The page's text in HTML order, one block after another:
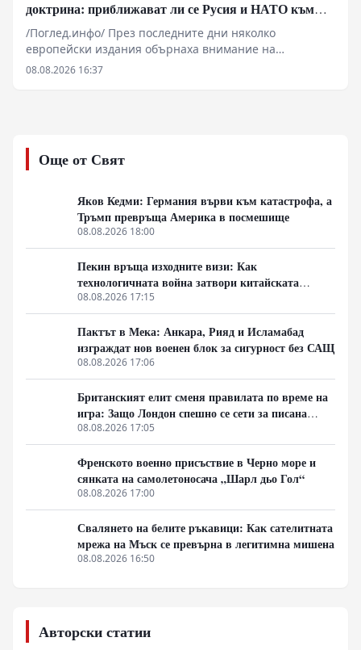
доктрина: приближават ли се Русия и НАТО към
пряк конфликт?
/Поглед.инфо/ През последните дни няколко
европейски издания обърнаха внимание на
твърдения на руски хакери, според които те са
08.08.2026 16:37
Още от Свят
Яков Кедми: Германия върви към катастрофа, а
Тръмп превръща Америка в посмешище
08.08.2026 18:00
Пекин връща изходните визи: Как
технологичната война затвори китайската
граница
08.08.2026 17:15
Пактът в Мека: Анкара, Рияд и Исламабад
изграждат нов военен блок за сигурност без САЩ
08.08.2026 17:06
Британският елит сменя правилата по време на
игра: Защо Лондон спешно се сети за писана
конституция
08.08.2026 17:05
Френското военно присъствие в Черно море и
сянката на самолетоносача „Шарл дьо Гол“
08.08.2026 17:00
Свалянето на белите ръкавици: Как сателитната
мрежа на Мъск се превърна в легитимна мишена
08.08.2026 16:50
Авторски статии